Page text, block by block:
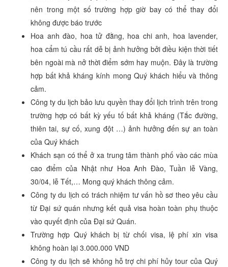
nên trong một số trường hợp giờ bay có thể thay đổi
không được báo trước
Hoa anh đào, hoa tử đằng, hoa chi anh, hoa lavender,
hoa cẩm tú cầu rất dễ bị ảnh hưởng bởi điều kiện thời tiết
bên ngoài mà nở thời điểm sớm hay muộn. Đây là trường
hợp bất khả kháng kính mong Quý khách hiểu và thông
cảm.
Công ty du lịch bảo lưu quyền thay đổi lịch trình trên trong
trường hợp có bất kỳ yếu tố bất khả kháng (Tắc đường,
thiên tai, sự cố, xung đột …) ảnh hưởng đến sự an toàn
của Quý khách
Khách sạn có thể ở xa trung tâm thành phố vào các mùa
cao điểm của Nhật như Hoa Anh Đào, Tuần lễ Vàng,
30/04, lễ Tết,… Mong quý khách thông cảm.
Công ty du lịch có trách nhiệm tư vấn hồ sơ theo yêu cầu
từ Đại sứ quán nhưng kết quả visa hoàn toàn phụ thuộc
vào quyết định của Đại sứ Quán.
Trường hợp Quý khách bị từ chối visa, lệ phí xin visa
không hoàn lại 3.000.000 VND
Công ty du lịch sẽ không hỗ trợ chi phí hủy tour của Quý